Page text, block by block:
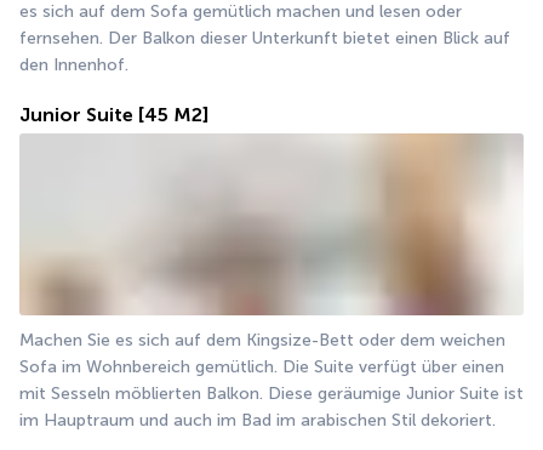
es sich auf dem Sofa gemütlich machen und lesen oder
fernsehen. Der Balkon dieser Unterkunft bietet einen Blick auf
den Innenhof.
Junior Suite [45 M2]
Machen Sie es sich auf dem Kingsize-Bett oder dem weichen
Sofa im Wohnbereich gemütlich. Die Suite verfügt über einen
mit Sesseln möblierten Balkon. Diese geräumige Junior Suite ist
im Hauptraum und auch im Bad im arabischen Stil dekoriert.